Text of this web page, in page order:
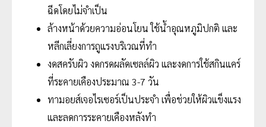
ฉีดโดยไม่จำเป็น
ล้างหน้าด้วยความอ่อนโยน ใช้น้ำอุณหภูมิปกติ และ
หลีกเลี่ยงการถูแรงบริเวณที่ทำ
งดสครับผิว งดกรดผลัดเซลล์ผิว และงดการใช้สกินแคร์
ที่ระคายเคืองประมาณ 3-7 วัน
ทามอยส์เจอไรเซอร์เป็นประจำ เพื่อช่วยให้ผิวแข็งแรง
และลดการระคายเคืองหลังทำ